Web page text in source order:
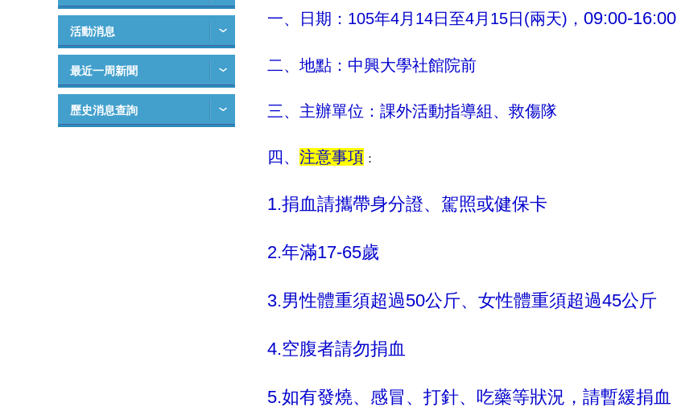
活動消息
最近一周新聞
歷史消息查詢
一、日期：105年4月14日至4月15日(兩天)， 09:00-16:00
二、地點：中興大學社館院前
三、主辦單位：課外活動指導組、救傷隊
四、 注意事項 ：
1.捐血請攜帶身分證、駕照或健保卡
2.年滿17-65歲
3.男性體重須超過50公斤、女性體重須超過45公斤
4.空腹者請勿捐血
5.如有發燒、感冒、打針、吃藥等狀況，請暫緩捐血